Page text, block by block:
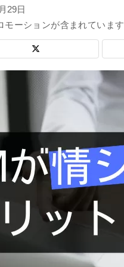
29日
モーションが含まれていま